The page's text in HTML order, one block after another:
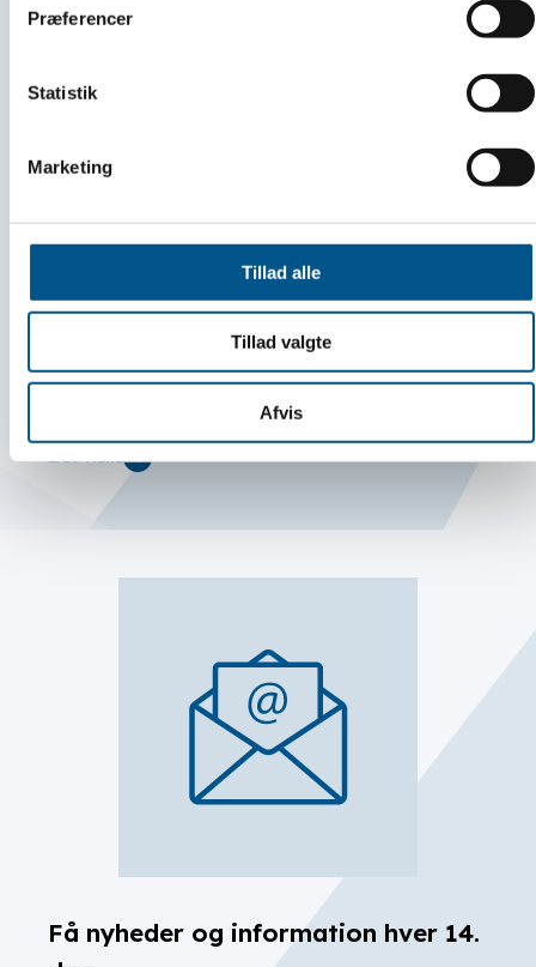
Præferencer
Statistik
Marketing
Tillad alle
Tillad valgte
Afvis
Håndværks Mestre
Guide:
LÆS MERE
Få nyheder og information hver 14.